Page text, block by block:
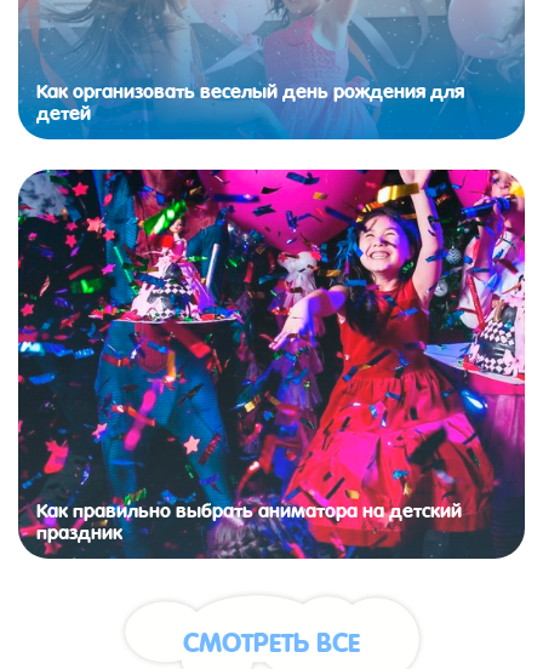
Как организовать веселый день рождения для
детей
Как правильно выбрать аниматора на детский
праздник
СМОТРЕТЬ ВСЕ